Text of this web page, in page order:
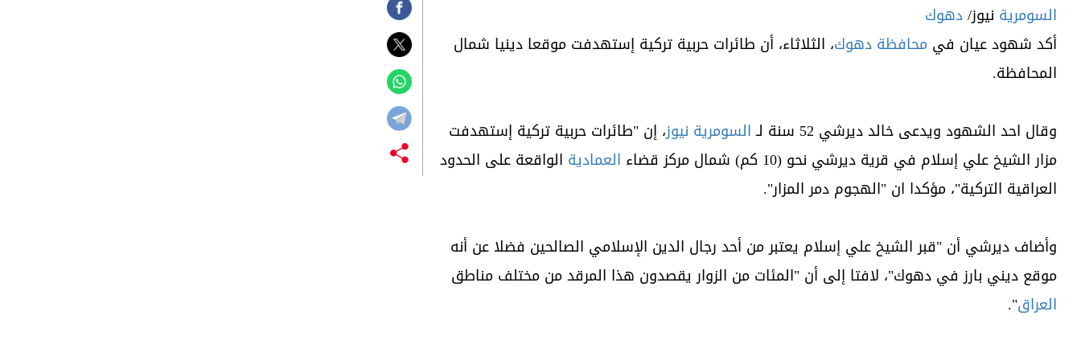
السومرية نيوز/دهوك
أكد شهود عيان في محافظة دهوك، الثلاثاء، أن طائرات حربية تركية إستهدفت موقعا دينيا شمال
المحافظة.
وقال احد الشهود ويدعى خالد ديرشي 52 سنة لـ السومرية نيوز، إن "طائرات حربية تركية إستهدفت
مزار الشيخ علي إسلام في قرية ديرشي نحو (10 كم) شمال مركز قضاء
العمادية الواقعة على الحدود
العراقية التركية"، مؤكدا ان "الهجوم دمر المزار".
وأضاف ديرشي أن "قبر الشيخ علي إسلام يعتبر من أحد رجال الدين الإسلامي الصالحين فضلا عن أنه
موقع ديني بارز في دهوك"، لافتا إلى أن "المئات من الزوار يقصدون هذا المرقد من مختلف مناطق
العراق".